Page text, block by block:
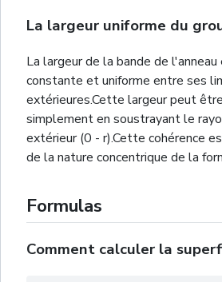
La largeur uniforme du
La largeur de la bande de
constante et uniforme entre ses
extérieures.Cette largeur peut
simplement en soustrayant le
extérieur (0 - r).Cette cohérence
de la nature concentrique de la
Formulas
Comment calculer la